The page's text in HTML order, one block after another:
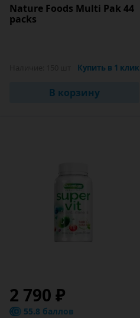
Nature Foods Multi Pak 44
packs
Купить в 1 клик
В корзину
2 790 ₽
55.8 баллов